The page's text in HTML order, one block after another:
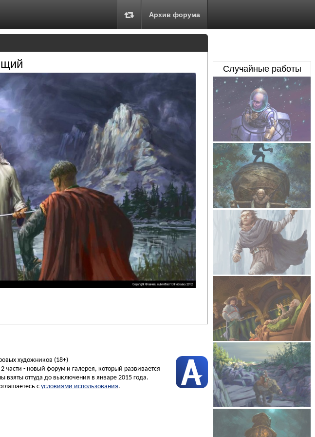
Архив форума
Случайные работы
художников (18+)
- новый форум и галерея, который развивается
взяты оттуда до выключения в январе 2015 года.
с условиями использования.